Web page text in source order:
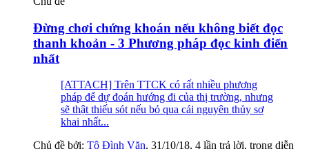
Đừng chơi chứng khoán nếu không biết đọc
thanh khoản - 3 Phương pháp đọc kinh điển
nhất
[ATTACH] Trên TTCK có rất nhiều phương
pháp để dự đoán hướng đi của thị trường, nhưng
sẽ thật thiếu sót nếu bỏ qua cái nguyên thủy sơ
khai nhất...
Chủ đề bởi: Tô Đình Văn, 31/10/18, 4 lần trả lời, trong diễn